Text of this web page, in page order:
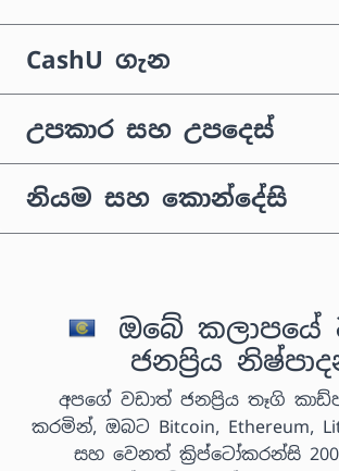
CashU ගැන
උපකාර සහ උපදෙස්
නියම සහ කොන්දේසි
ඔබේ කලාපයේ
ජනප්‍රිය
අපගේ වඩාත් ජනප්‍රිය තෑගි
කරමින්, ඔබට Bitcoin, Ethereum,
සහ වෙනත් ක්‍රිප්ටෝකරන්සි